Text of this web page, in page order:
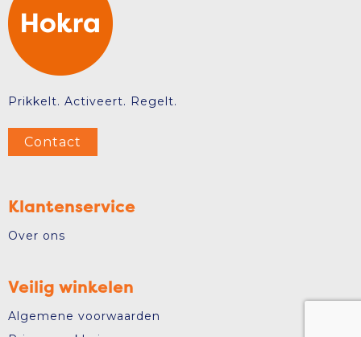
Prikkelt. Activeert. Regelt.
Contact
Klantenservice
Over ons
Veilig winkelen
Algemene voorwaarden